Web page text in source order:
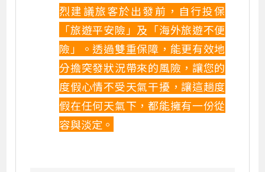
烈建議旅客於出發前，自行投保
「旅遊平安險」及「海外旅遊不便
險」。透過雙重保障，能更有效地
分擔突發狀況帶來的風險，讓您的
度假心情不受天氣干擾，讓這趟度
假在任何天氣下，都能擁有一份從
容與淡定。